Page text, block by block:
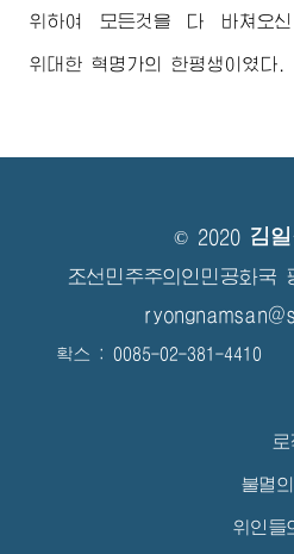
위하여 모든것을 다 바쳐오
위대한 혁명가의 한평생이였다.
© 2020 김
조선민주주의인민공화국
확스 : 0085-02-381-4410
로
불멸
위인들